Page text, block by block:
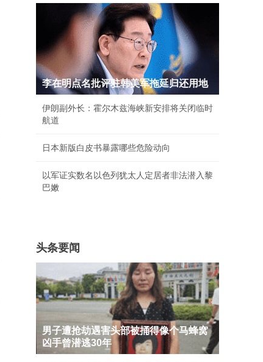
李在明点名批评驻韩美军拖延归还用地
伊朗副外长：霍尔木兹海峡新安排将关闭临时
航道
日本新版白皮书暴露哪些危险动向
以军证实数名以色列犹太人定居者非法潜入黎
巴嫩
头条要闻
男子遭抢劫遇害头部被捅得像个马蜂窝
凶手曾潜逃30年